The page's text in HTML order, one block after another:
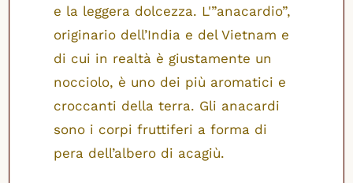
e la leggera dolcezza. L'”anacardio”,
originario dell’India e del Vietnam e
di cui in realtà è giustamente un
nocciolo, è uno dei più aromatici e
croccanti della terra. Gli anacardi
sono i corpi fruttiferi a forma di
pera dell’albero di acagiù.